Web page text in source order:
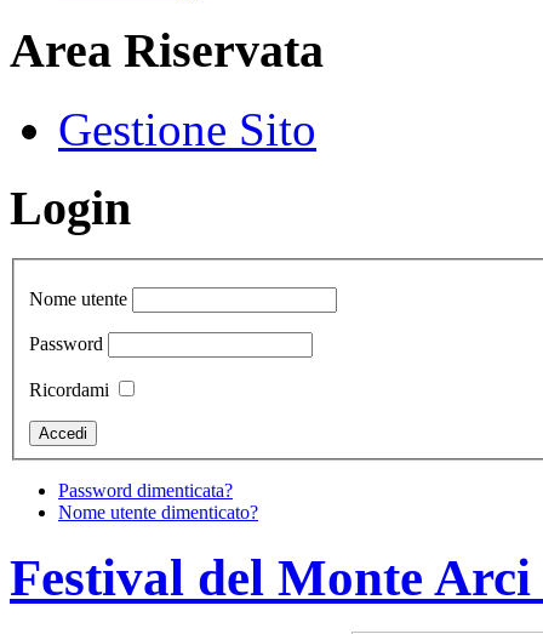
Area Riservata
Gestione Sito
Login
Nome utente
Password
Ricordami
Password dimenticata?
Nome utente dimenticato?
Festival del Monte